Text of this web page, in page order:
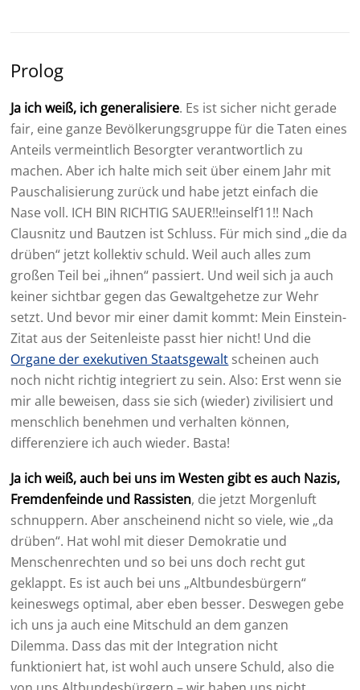
Prolog
Ja ich weiß, ich generalisiere. Es ist sicher nicht gerade
fair, eine ganze Bevölkerungsgruppe für die Taten eines
Anteils vermeintlich Besorgter verantwortlich zu
machen. Aber ich halte mich seit über einem Jahr mit
Pauschalisierung zurück und habe jetzt einfach die
Nase voll. ICH BIN RICHTIG SAUER!!einself11!! Nach
Clausnitz und Bautzen ist Schluss. Für mich sind „die da
drüben“ jetzt kollektiv schuld. Weil auch alles zum
großen Teil bei „ihnen“ passiert. Und weil sich ja auch
keiner sichtbar gegen das Gewaltgehetze zur Wehr
setzt. Und bevor mir einer damit kommt: Mein Einstein-
Zitat aus der Seitenleiste passt hier nicht! Und die
Organe der exekutiven Staatsgewalt scheinen auch
noch nicht richtig integriert zu sein. Also: Erst wenn sie
mir alle beweisen, dass sie sich (wieder) zivilisiert und
menschlich benehmen und verhalten können,
differenziere ich auch wieder. Basta!
Ja ich weiß, auch bei uns im Westen gibt es auch Nazis,
Fremdenfeinde und Rassisten, die jetzt Morgenluft
schnuppern. Aber anscheinend nicht so viele, wie „da
drüben“. Hat wohl mit dieser Demokratie und
Menschenrechten und so bei uns doch recht gut
geklappt. Es ist auch bei uns „Altbundesbürgern“
keineswegs optimal, aber eben besser. Deswegen gebe
ich uns ja auch eine Mitschuld an dem ganzen
Dilemma. Dass das mit der Integration nicht
funktioniert hat, ist wohl auch unsere Schuld, also die